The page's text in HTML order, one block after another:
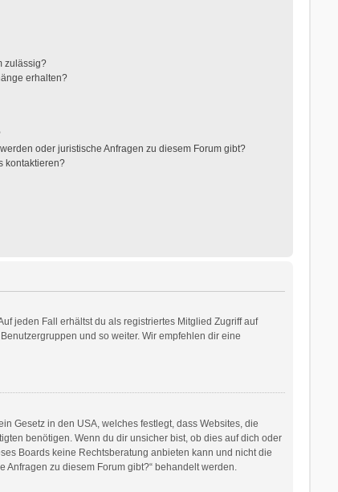
zulässig?
erhalten?
oder juristische Anfragen zu diesem Forum gibt?
kontaktieren?
jeden Fall erhältst du als registriertes Mitglied Zugriff auf
und so weiter. Wir empfehlen dir eine
Gesetz in den USA, welches festlegt, dass Websites, die
benötigen. Wenn du dir unsicher bist, ob dies auf dich oder
Boards keine Rechtsberatung anbieten kann und nicht die
zu diesem Forum gibt?“ behandelt werden.